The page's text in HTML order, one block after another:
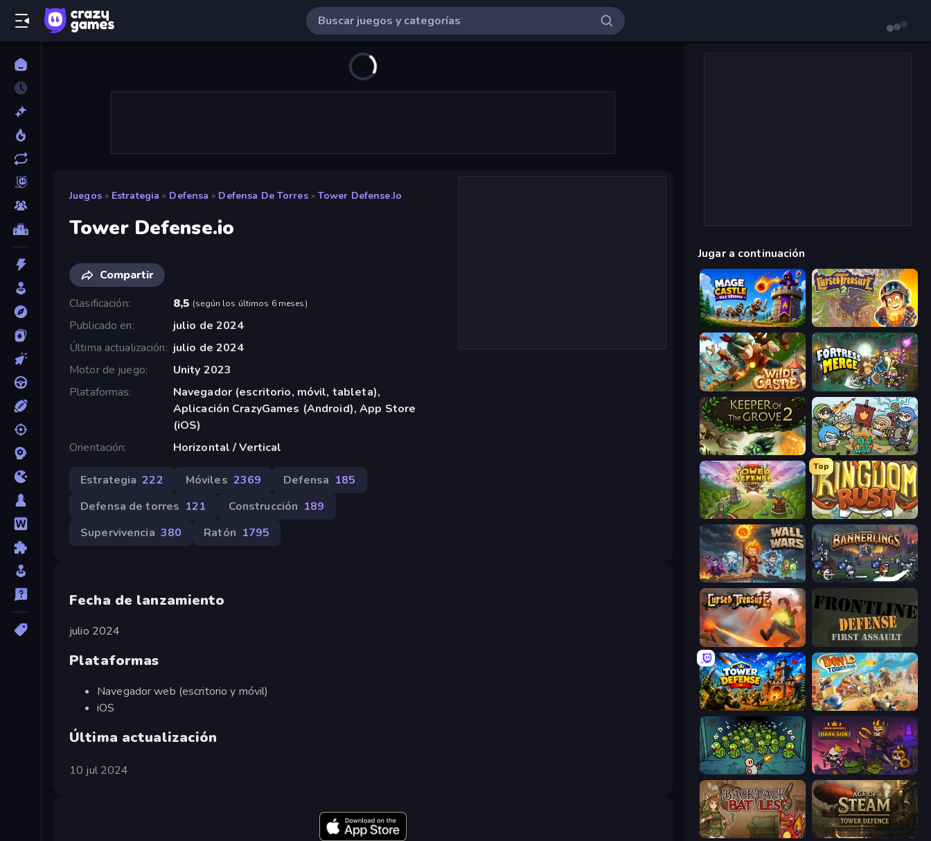
Juegos » Estrategia » Defensa » Defensa De Torres » Tower Defense.io
Tower Defense.io
Compartir
Clasificación
8,5 (según los últimos 6 meses)
Publicado en
julio de 2024
Última actualización
julio de 2024
Motor de juego
Unity 2023
Plataformas
Navegador (escritorio, móvil, tableta),
Aplicación CrazyGames (Android), App Store
(iOS)
Orientación
Horizontal / Vertical
Estrategia 222 Móviles 2369 Defensa 185
Defensa de torres 121 Construcción 189
Supervivencia 380 Ratón 1795
Fecha de lanzamiento
julio 2024
Plataformas
Navegador web (escritorio y móvil)
iOS
Última actualización
10 jul 2024
Jugar a continuación
Mage Castle Idle Defense Cursed Treasure 2
Wild Castle TD: Grow Empire Fortress Merge
Keeper of the Grove 2 Raid Heroes: Total War
Tower Defense Clash
Top
Kingdom Rush
Wall Wars Bannerlings
Cursed Treasure Frontline Defense
Tower Defense Day D Tower Rush
Base Defence Raid Heroes: Dark Side
Backpack Battles Age of Steam Tower Defence